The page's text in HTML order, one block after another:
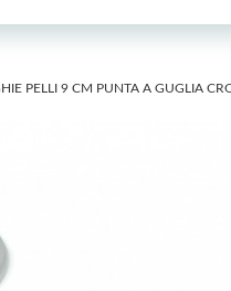
PELLI 9 CM PUNTA A GUGLIA